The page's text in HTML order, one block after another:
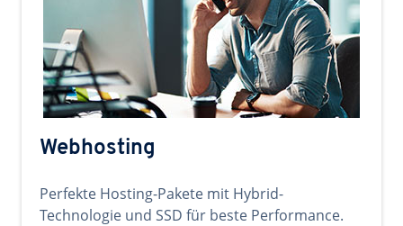
Webhosting
Perfekte Hosting-Pakete mit Hybrid-
Technologie und SSD für beste Performance.